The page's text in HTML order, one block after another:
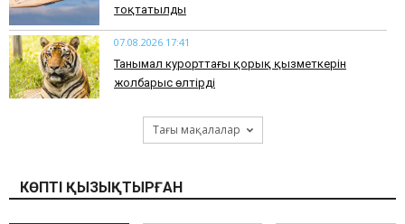
тоқтатылды
07.08.2026 17:41
​Танымал курорттағы қорық қызметкерін
жолбарыс өлтірді
Тағы мақалалар
КӨПТІ ҚЫЗЫҚТЫРҒАН